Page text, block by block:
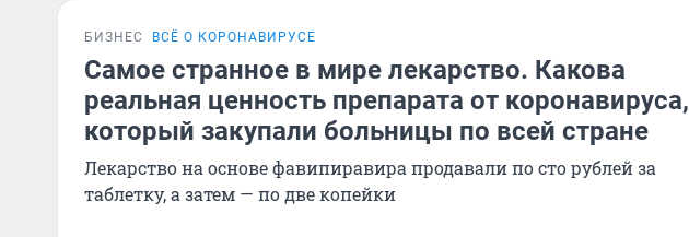
БИЗНЕС ВСЁ О КОРОНАВИРУСЕ
Самое странное в мире лекарство. Какова
реальная ценность препарата от коронавируса,
который закупали больницы по всей стране
Лекарство на основе фавипиравира продавали по сто рублей за
таблетку, а затем — по две копейки